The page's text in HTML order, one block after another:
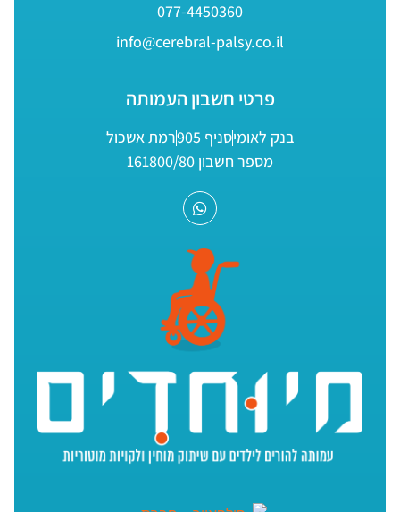
077-4450360
info@cerebral-palsy.co.il
פרטי חשבון העמותה
בנק לאומיסניף 905
רמת אשכול
מספר חשבון 161800/80